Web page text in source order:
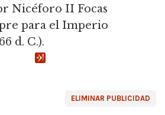
Nicéforo II Focas
para el Imperio
d. C.).
ELIMINAR PUBLICIDAD